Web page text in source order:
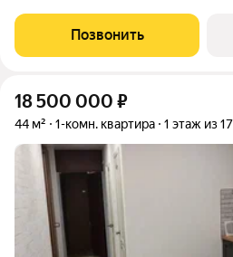
квартира площадью 43.77 м
этаже 24 этажного дома.
Позвонить
18 500 000 ₽
44 м² 1-комн. квартира 1 этаж из 17